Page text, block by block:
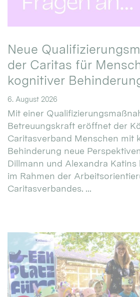
Neue
der Caritas für
kognitiver
6. August 2026
Mit einer
Betreuungskraft eröffnet der
Caritasverband Menschen mit
Behinderung neue
Dillmann und Alexandra
im Rahmen der
Caritasverbandes. ...